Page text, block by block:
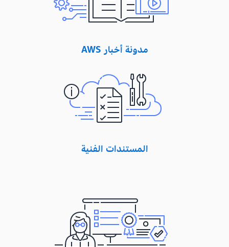
مدونة أخبار AWS
المستندات الفنية